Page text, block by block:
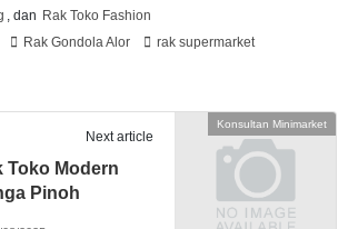
, dan Rak Toko Fashion
Rak Gondola Alor rak supermarket
Konsultan Minimarket
Next article
Toko Modern
Pinoh